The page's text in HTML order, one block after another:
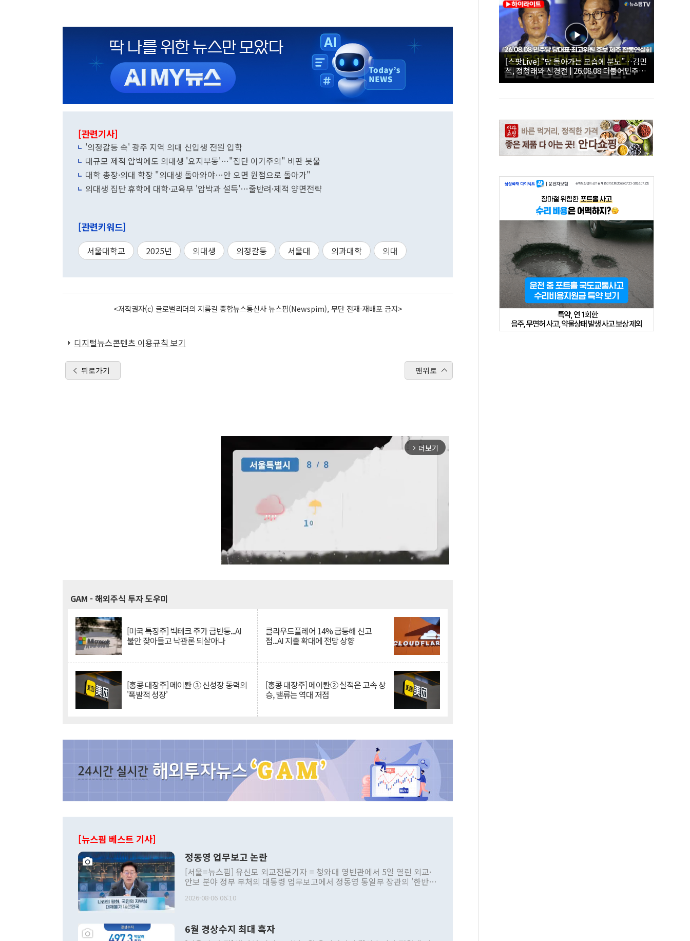
[관련기사]
'의정갈등 속' 광주 지역 의대 신입생 전원 입학
대규모 제적 압박에도 의대생 '요지부동'…"집단 이기주의" 비판 봇물
대학 총장·의대 학장 "의대생 돌아와야…안 오면 원점으로 돌아가"
의대생 집단 휴학에 대학·교육부 '압박과 설득'…줄반려·제적 양면전략
[관련키워드]
서울대학교 2025년 의대생 의정갈등 서울대 의과대학 의대
<저작권자(c) 글로벌리더의 지름길 종합뉴스통신사 뉴스핌(Newspim), 무단 전재-재배포 금지>
디지털뉴스콘텐츠 이용규칙 보기
뒤로가기 맨위로
arrow_forward_ios 더보기
GAM - 해외주식 투자 도우미
[미국 특징주] 빅테크 주가 급반등...AI
불안 잦아들고 낙관론 되살아나
클라우드플레어 14% 급등해 신고
점...AI 지출 확대에 전망 상향
[홍콩 대장주] 메이퇀 ③ 신성장 동력의
'폭발적 성장'
[홍콩 대장주] 메이퇀② 실적은 고속 상
승, 밸류는 역대 저점
[뉴스핌 베스트 기사]
정동영 업무보고 논란
[서울=뉴스핌] 유신모 외교전문기자 = 청와대 영빈관에서 5일 열린 외교·
안보 분야 정부 부처의 대통령 업무보고에서 정동영 통일부 장관의 '한반도
발언 중에는 정부 내 조율을 거치지 않은 사안을 정책으로 추진하겠다고 공
주의적 희망에 근거한 비현실적 구상'이라는 비판을 내놨다. 그동안 정 장
2026-08-06 06:10
6월 경상수지 최대 흑자
[스팟Live] “당 돌아가는 모습에 분노”…김민
석, 정청래와 신경전 | 26.08.08 더불어민주당
당대표·최고위원 후보 제주 합동연설회